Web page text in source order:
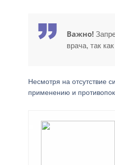
Важно!
врача, так
Несмотря на отсутствие
применению и